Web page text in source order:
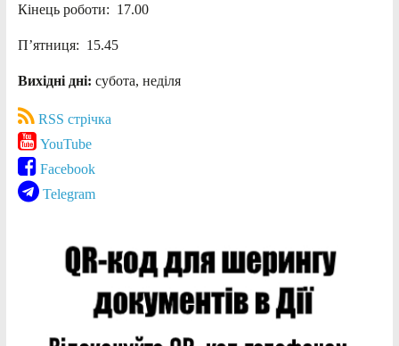
Кінець роботи: 17.00
П’ятниця: 15.45
Вихідні дні: субота, неділя
RSS стрічка
YouTube
Facebook
Telegram